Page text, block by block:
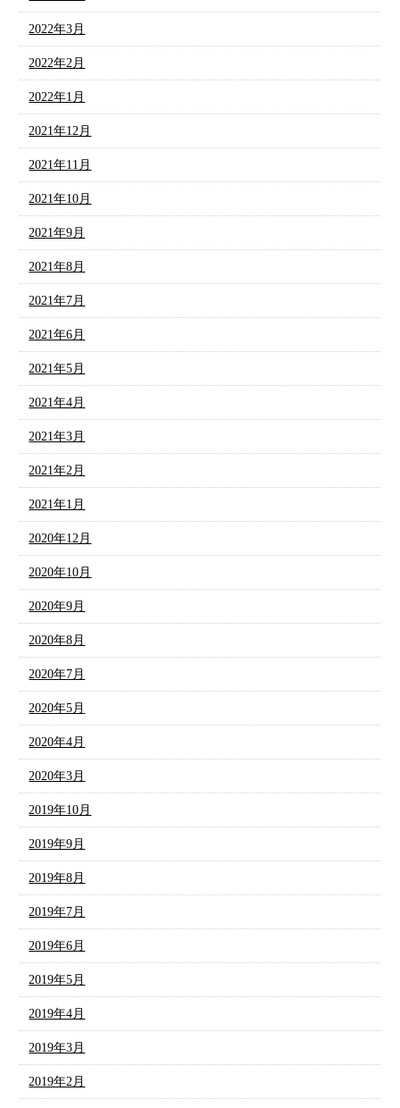
2022年3月
2022年2月
2022年1月
2021年12月
2021年11月
2021年10月
2021年9月
2021年8月
2021年7月
2021年6月
2021年5月
2021年4月
2021年3月
2021年2月
2021年1月
2020年12月
2020年10月
2020年9月
2020年8月
2020年7月
2020年5月
2020年4月
2020年3月
2019年10月
2019年9月
2019年8月
2019年7月
2019年6月
2019年5月
2019年4月
2019年3月
2019年2月